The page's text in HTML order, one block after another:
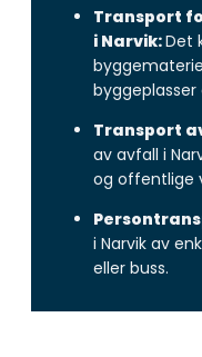
Transport
i Narvik:Det
byggeplasser
Transport
av avfall i
og offentlige
i Narvik av
eller buss.